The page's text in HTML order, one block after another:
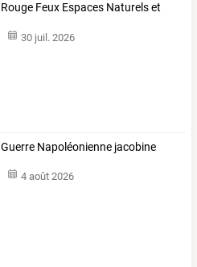
Rouge Feux Espaces Naturels et
30 juil. 2026
Guerre Napoléonienne jacobine
4 août 2026